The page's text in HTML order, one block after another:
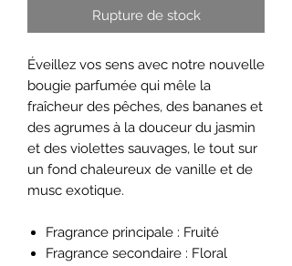
Rupture de stock
Éveillez vos sens avec notre nouvelle
bougie parfumée qui mêle la
fraîcheur des pêches, des bananes et
des agrumes à la douceur du jasmin
et des violettes sauvages, le tout sur
un fond chaleureux de vanille et de
musc exotique.
Fragrance principale : Fruité
Fragrance secondaire : Floral